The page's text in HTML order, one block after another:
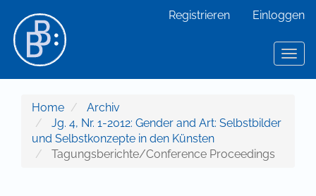
Hauptinhalt
Sidebar
Registrieren Einloggen
Home
Archiv
Jg. 4, Nr. 1-2012: Gender and Art: Selbstbilder
und Selbstkonzepte in den Künsten
Tagungsberichte/Conference Proceedings